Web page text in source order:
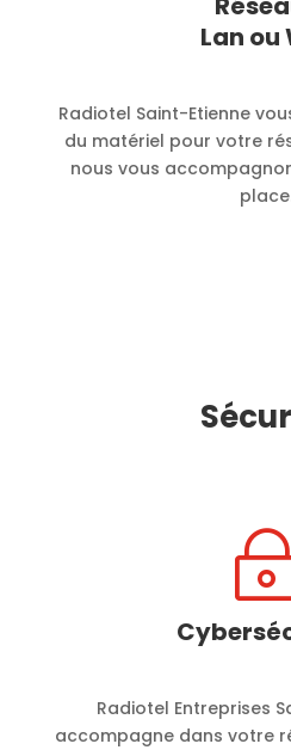
Lan ou
Radiotel Saint-Etienne
du matériel pour votre
nous vous
Radiotel Entreprises
accompagne dans votre